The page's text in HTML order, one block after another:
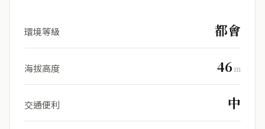
環境等級 都會
海拔高度 46m
交通便利 中